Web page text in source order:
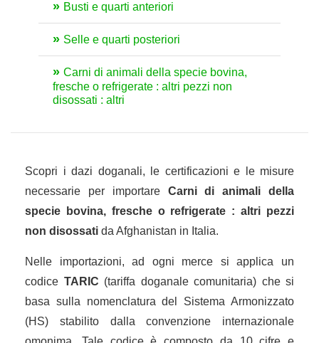
Busti e quarti anteriori
Selle e quarti posteriori
Carni di animali della specie bovina,
fresche o refrigerate : altri pezzi non
disossati : altri
Scopri i dazi doganali, le certificazioni e le misure
necessarie per importare Carni di animali della
specie bovina, fresche o refrigerate : altri pezzi
non disossati da Afghanistan in Italia.
Nelle importazioni, ad ogni merce si applica un
codice TARIC (tariffa doganale comunitaria) che si
basa sulla nomenclatura del Sistema Armonizzato
(HS) stabilito dalla convenzione internazionale